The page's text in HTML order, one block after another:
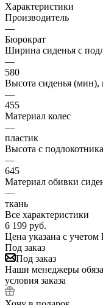
Характеристики
Производитель
—
Бюрократ
Ширина сиденья с
—
580
Высота сиденья (мин),
—
455
Материал колес
—
пластик
Высота с
—
645
Материал обивки
—
ткань
Все характеристики
6 199 руб.
Цена указана с
Под заказ
Под заказ
Наши менеджеры
условия заказа